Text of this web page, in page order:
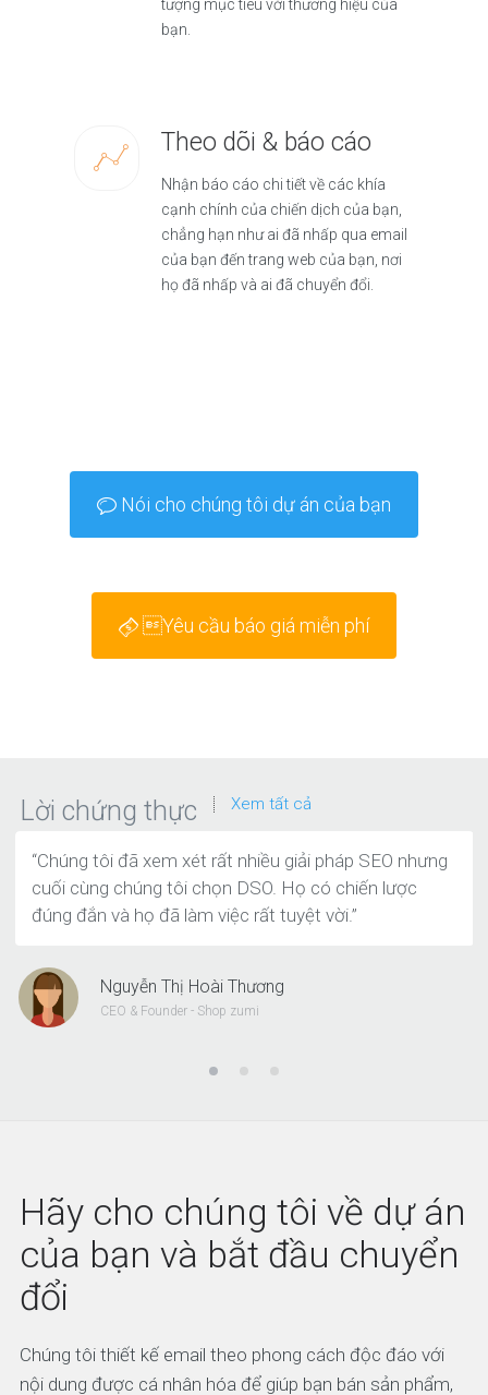
tượng mục tiêu với thương hiệu của
bạn.
Theo dõi & báo cáo
Nhận báo cáo chi tiết về các khía
cạnh chính của chiến dịch của bạn,
chẳng hạn như ai đã nhấp qua email
của bạn đến trang web của bạn, nơi
họ đã nhấp và ai đã chuyển đổi.
Nói cho chúng tôi dự án của bạn
Yêu cầu báo giá miễn phí
Lời chứng thực Xem tất cả
“Chúng tôi đã xem xét rất nhiều giải pháp SEO nhưng
cuối cùng chúng tôi chọn DSO. Họ có chiến lược
đúng đắn và họ đã làm việc rất tuyệt vời.”
Nguyễn Thị Hoài Thương
CEO & Founder - Shop zumi
Hãy cho chúng tôi về dự án
của bạn và bắt đầu chuyển
đổi
Chúng tôi thiết kế email theo phong cách độc đáo với
nội dung được cá nhân hóa để giúp bạn bán sản phẩm,